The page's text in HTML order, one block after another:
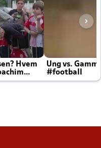
Hvem
Ung vs.
#football